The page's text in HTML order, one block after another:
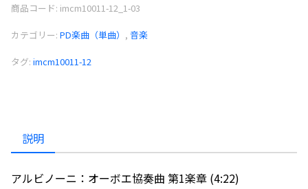
ノ
ー
オ
奏
第
商品コード: imcm10011-12_1-03
カテゴリー: PD楽曲（単曲） , 音楽
タグ: imcm10011-12
説明
アルビノーニ：オーボエ協奏曲 第1楽章 (4:22)